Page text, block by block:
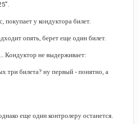
покупает у кондуктора билет.
опять, берет еще один билет.
Кондуктор не выдерживает:
три билета? ну первый - понятно, а
еще один контролеру останется.